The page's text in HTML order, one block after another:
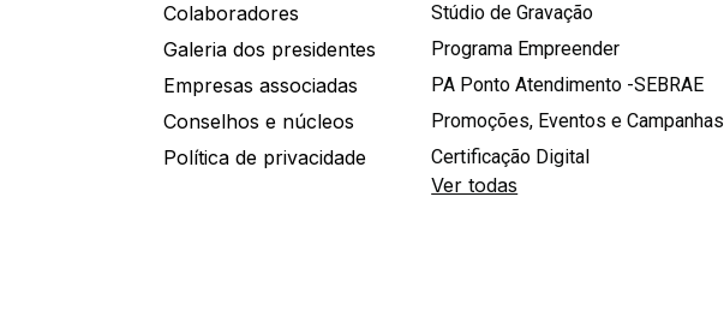
Colaboradores
Galeria dos presidentes
Empresas associadas
Conselhos e núcleos
Política de privacidade
Stúdio de Gravação
Programa Empreender
PA Ponto Atendimento -SEBRAE
Promoções, Eventos e Campanhas
Certificação Digital
Ver todas